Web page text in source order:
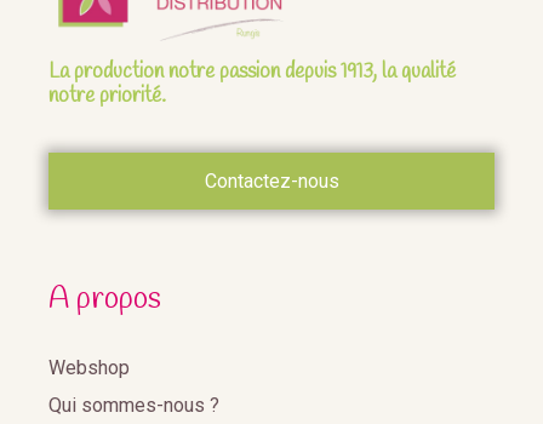
La production notre passion depuis 1913, la qualité
notre priorité.
Contactez-nous
A propos
Webshop
Qui sommes-nous ?